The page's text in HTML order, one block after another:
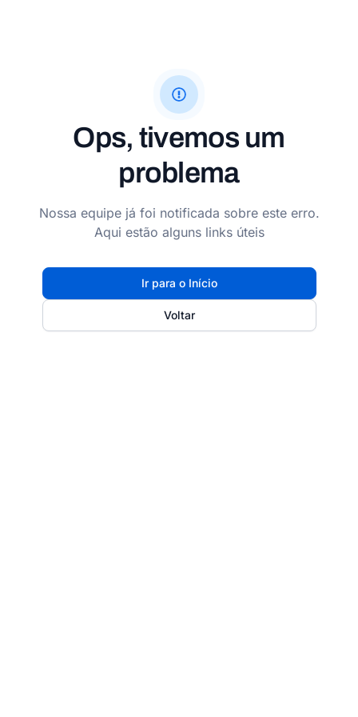
Ops, tivemos um
problema
Nossa equipe já foi notificada sobre este erro.
Aqui estão alguns links úteis
Ir para o Início
Voltar